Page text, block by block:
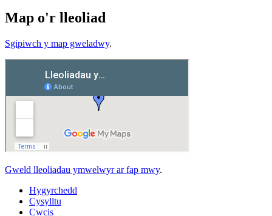
Map o'r lleoliad
Sgipiwch y map gweladwy.
Gweld lleoliadau ymwelwyr ar fap mwy.
Hygyrchedd
Cysylltu
Cwcis